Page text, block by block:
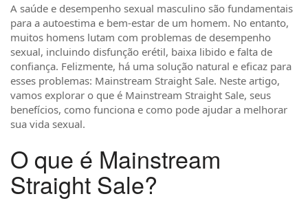
A saúde e desempenho sexual masculino são fundamentais
para a autoestima e bem-estar de um homem. No entanto,
muitos homens lutam com problemas de desempenho
sexual, incluindo disfunção erétil, baixa libido e falta de
confiança. Felizmente, há uma solução natural e eficaz para
esses problemas: Mainstream Straight Sale. Neste artigo,
vamos explorar o que é Mainstream Straight Sale, seus
benefícios, como funciona e como pode ajudar a melhorar
sua vida sexual.
O que é Mainstream
Straight Sale?